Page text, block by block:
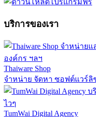
บริการของเรา
Thaiware Shop
จำหน่าย จัดหา ซอฟต์แวร์
TumWai Digital Agency